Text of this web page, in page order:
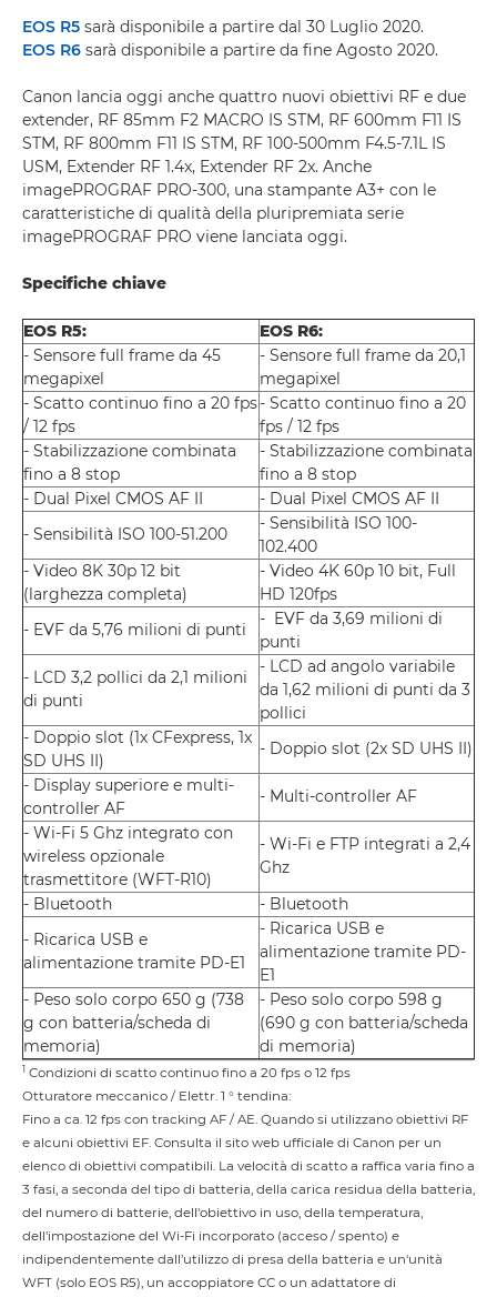
EOS R5 sarà disponibile a partire dal 30 Luglio 2020.
EOS R6 sarà disponibile a partire da fine Agosto 2020.
Canon lancia oggi anche quattro nuovi obiettivi RF e due
extender, RF 85mm F2 MACRO IS STM, RF 600mm F11 IS
STM, RF 800mm F11 IS STM, RF 100-500mm F4.5-7.1L IS
USM, Extender RF 1.4x, Extender RF 2x. Anche
imagePROGRAF PRO-300, una stampante A3+ con le
caratteristiche di qualità della pluripremiata serie
imagePROGRAF PRO viene lanciata oggi.
Specifiche chiave
EOS R5:
EOS R6:
- Sensore full frame da 45
megapixel
- Sensore full frame da 20,1
megapixel
- Scatto continuo fino a 20 fps
/ 12 fps
- Scatto continuo fino a 20
fps / 12 fps
- Stabilizzazione combinata
fino a 8 stop
- Stabilizzazione combinata
fino a 8 stop
- Dual Pixel CMOS AF II
- Dual Pixel CMOS AF II
- Sensibilità ISO 100-51.200
- Sensibilità ISO 100-
102.400
- Video 8K 30p 12 bit
(larghezza completa)
- Video 4K 60p 10 bit, Full
HD 120fps
- EVF da 5,76 milioni di punti
- EVF da 3,69 milioni di
punti
- LCD 3,2 pollici da 2,1 milioni
di punti
- LCD ad angolo variabile
da 1,62 milioni di punti da 3
pollici
- Doppio slot (1x CFexpress, 1x
SD UHS II)
- Doppio slot (2x SD UHS II)
- Display superiore e multi-
controller AF
- Multi-controller AF
- Wi-Fi 5 Ghz integrato con
wireless opzionale
trasmettitore (WFT-R10)
- Wi-Fi e FTP integrati a 2,4
Ghz
- Bluetooth
- Bluetooth
- Ricarica USB e
alimentazione tramite PD-E1
- Ricarica USB e
alimentazione tramite PD-
E1
- Peso solo corpo 650 g (738
g con batteria/scheda di
memoria)
- Peso solo corpo 598 g
(690 g con batteria/scheda
di memoria)
1 Condizioni di scatto continuo fino a 20 fps o 12 fps
Otturatore meccanico / Elettr. 1 ° tendina:
Fino a ca. 12 fps con tracking AF / AE. Quando si utilizzano obiettivi RF
e alcuni obiettivi EF. Consulta il sito web ufficiale di Canon per un
elenco di obiettivi compatibili. La velocità di scatto a raffica varia fino a
3 fasi, a seconda del tipo di batteria, della carica residua della batteria,
del numero di batterie, dell'obiettivo in uso, della temperatura,
dell'impostazione del Wi-Fi incorporato (acceso / spento) e
indipendentemente dall’utilizzo di presa della batteria e un'unità
WFT (solo EOS R5), un accoppiatore CC o un adattatore di